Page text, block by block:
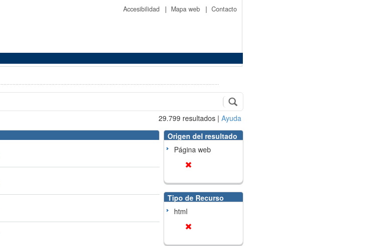
Accesibilidad | Mapa web | Contacto
29.799 resultados | Ayuda
Origen del resultado
Página web
Tipo de Recurso
html